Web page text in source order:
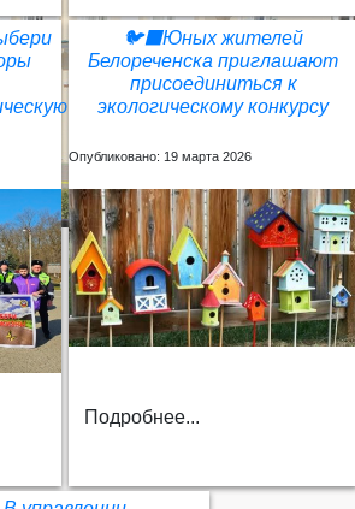
🐦‍⬛Юных жителей
Белореченска приглашают
присоединиться к
экологическому конкурсу
Опубликовано: 19 марта 2026
Подробнее...